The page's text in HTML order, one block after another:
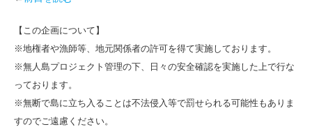
【この企画について】
※地権者や漁師等、地元関係者の許可を得て実施しております。
※無人島プロジェクト管理の下、日々の安全確認を実施した上で行な
っております。
※無断で島に立ち入ることは不法侵入等で罰せられる可能性もありま
すのでご遠慮ください。